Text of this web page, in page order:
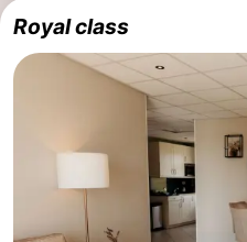
Royal class